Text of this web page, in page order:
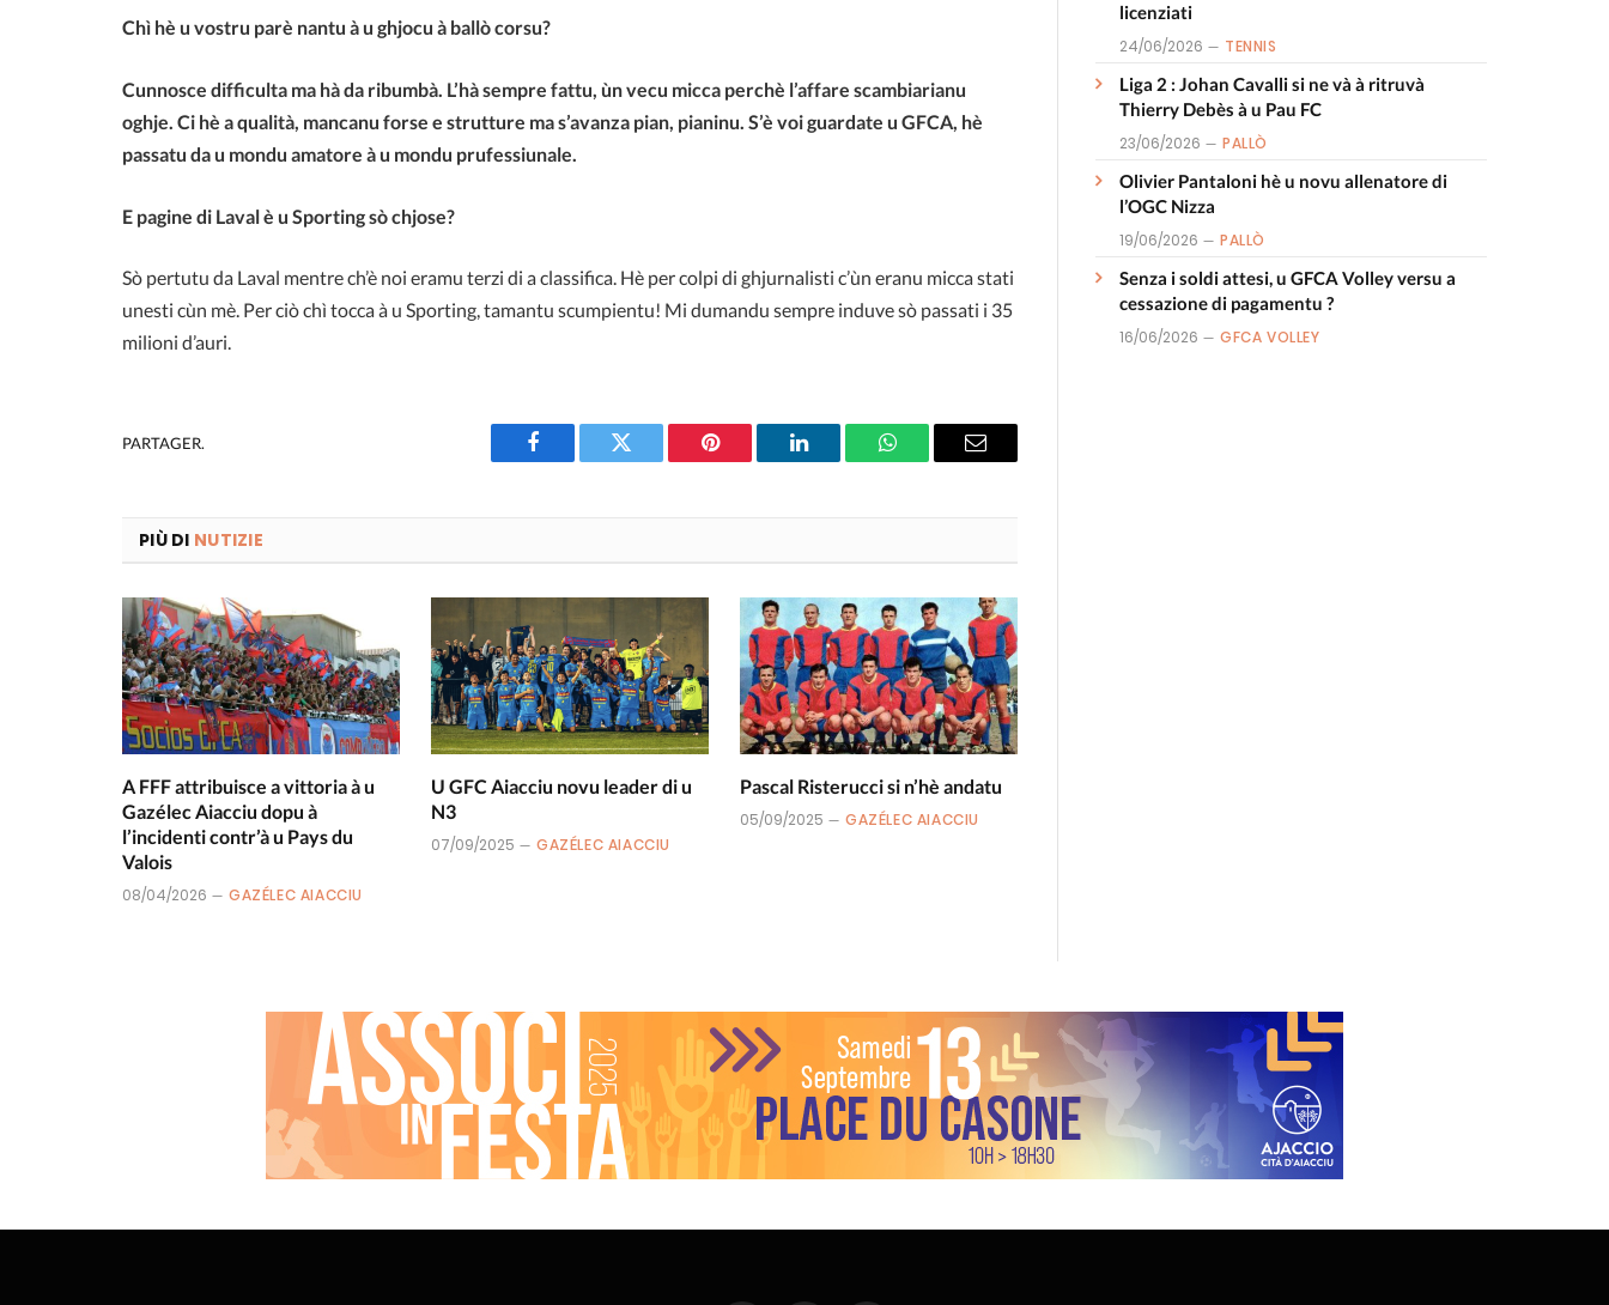
Chì hè u vostru parè nantu à u ghjocu à ballò corsu?
Cunnosce difficulta ma hà da ribumbà. L’hà sempre fattu, ùn vecu micca perchè l’affare scambiarianu
oghje. Ci hè a qualità, mancanu forse e strutture ma s’avanza pian, pianinu. S’è voi guardate u GFCA, hè
passatu da u mondu amatore à u mondu prufessiunale.
E pagine di Laval è u Sporting sò chjose?
Sò pertutu da Laval mentre ch’è noi eramu terzi di a classifica. Hè per colpi di ghjurnalisti c’ùn eranu micca stati
unesti cùn mè. Per ciò chì tocca à u Sporting, tamantu scumpientu! Mi dumandu sempre induve sò passati i 35
milioni d’auri.
PARTAGER.
Facebook Twitter Pinterest LinkedIn WhatsAppEmail
PIÙ DI NUTIZIE
A FFF attribuisce a vittoria à u
Gazélec Aiacciu dopu à
l’incidenti contr’à u Pays du
Valois
08/04/2026 GAZÉLEC AIACCIU
U GFC Aiacciu novu leader di u
N3
07/09/2025 GAZÉLEC AIACCIU
Pascal Risterucci si n’hè andatu
05/09/2025 GAZÉLEC AIACCIU
licenziati
24/06/2026 TENNIS
Liga 2 : Johan Cavalli si ne và à ritruvà
Thierry Debès à u Pau FC
23/06/2026 PALLÒ
Olivier Pantaloni hè u novu allenatore di
l’OGC Nizza
19/06/2026 PALLÒ
Senza i soldi attesi, u GFCA Volley versu a
cessazione di pagamentu ?
16/06/2026 GFCA VOLLEY